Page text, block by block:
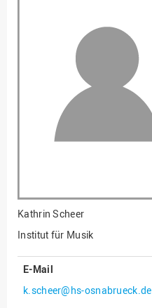
und Informatik
Fakultät Management,
Kultur und Technik
Fakultät Wirtschafts- und
Sozialwissenschaften
Finanzen
Gesellschaftliches
Hochschulleitung
Hochschulplanung/-
Kathrin Scheer
Institut für Musik
E-Mail
k.scheer@hs-osnabrueck.de